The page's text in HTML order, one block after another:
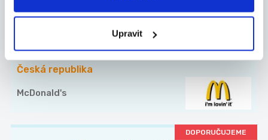
Upravit
Brigáda v Mekáči u Karlova
mostu - 150 Kč/hodina
Česká republika
McDonald's
DOPORUČUJEME